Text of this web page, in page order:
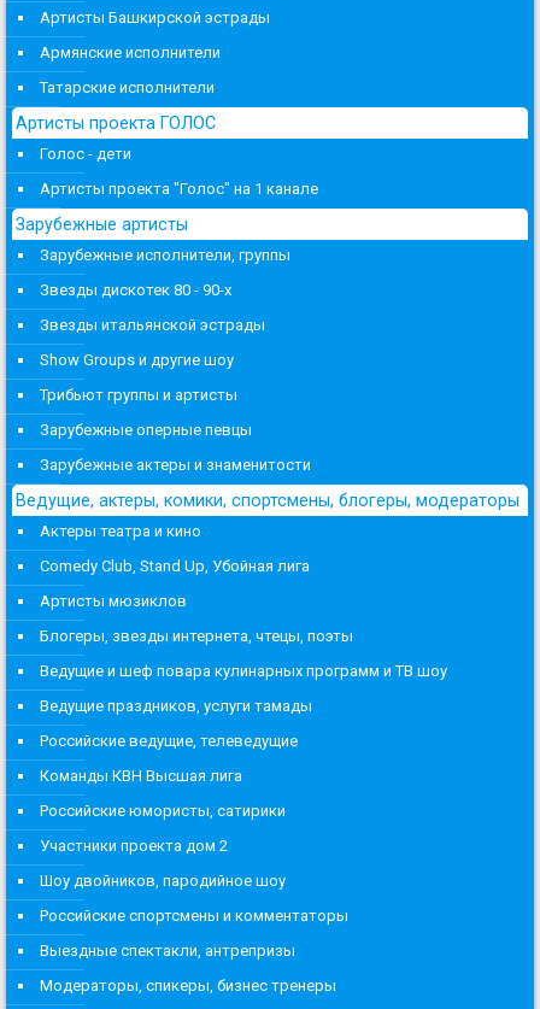
Артисты Башкирской эстрады
Армянские исполнители
Татарские исполнители
Артисты проекта ГОЛОС
Голос - дети
Артисты проекта "Голос" на 1 канале
Зарубежные артисты
Зарубежные исполнители, группы
Звезды дискотек 80 - 90-х
Звезды итальянской эстрады
Show Groups и другие шоу
Трибьют группы и артисты
Зарубежные оперные певцы
Зарубежные актеры и знаменитости
Ведущие, актеры, комики, спортсмены, блогеры, модераторы
Актеры театра и кино
Comedy Club, Stand Up, Убойная лига
Артисты мюзиклов
Блогеры, звезды интернета, чтецы, поэты
Ведущие и шеф повара кулинарных программ и ТВ шоу
Ведущие праздников, услуги тамады
Российские ведущие, телеведущие
Команды КВН Высшая лига
Российские юмористы, сатирики
Участники проекта дом 2
Шоу двойников, пародийное шоу
Российские спортсмены и комментаторы
Выездные спектакли, антрепризы
Модераторы, спикеры, бизнес тренеры